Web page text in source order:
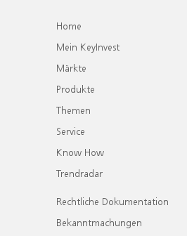
Home
Mein KeyInvest
Märkte
Produkte
Themen
Service
Know How
Trendradar
Rechtliche Dokumentation
Bekanntmachungen